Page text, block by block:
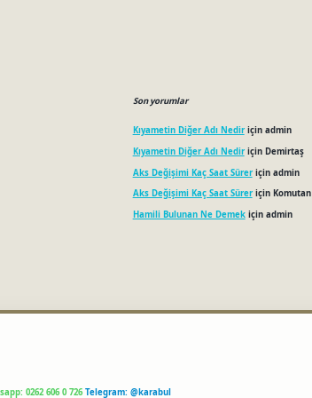
Son yorumlar
Kıyametin Diğer Adı Nediriçin admin
Kıyametin Diğer Adı Nediriçin Demirtaş
Aks Değişimi Kaç Saat Süreriçin admin
Aks Değişimi Kaç Saat Süreriçin Komutan
Hamili Bulunan Ne Demekiçin admin
0262 606 0 726 Telegram: @karabul